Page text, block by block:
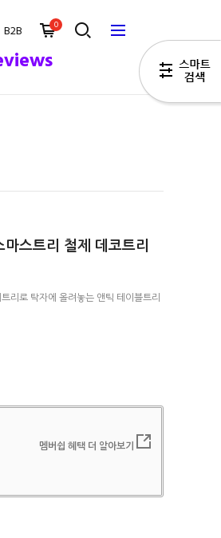
B2B 0
스트리 철제 데코트리
리로 탁자에 올려놓는 앤틱 테이블트리
멤버쉽 혜택 더 알아보기